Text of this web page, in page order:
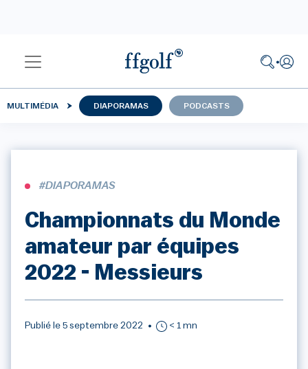
MULTIMÉDIA DIAPORAMAS PODCASTS
#DIAPORAMAS
Championnats du Monde
amateur par équipes
2022 - Messieurs
Publié le 5 septembre 2022 < 1 mn